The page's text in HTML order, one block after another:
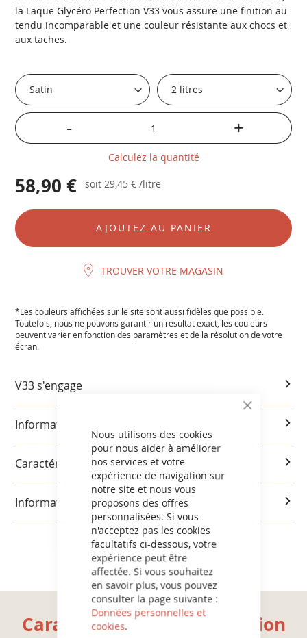
CLOSE
COOKIE
Nous utilisons des cookies
pour nous aider à améliorer
nos services et votre
expérience de navigation sur
notre site et nous vous
proposons des offres
personnalisées. Si vous
n'acceptez pas les cookies
facultatifs ci-dessous, votre
expérience peut être
affectée. Si vous souhaitez
en savoir plus, vous pouvez
consulter la page suivante :
Données personnelles et
cookies.
la Laque Glycéro Perfection V33 vous assure une finition au
tendu incomparable et une couleur résistante aux chocs et
aux taches.
- +
Calculez la quantité
58,90 € soit 29,45 € /litre
AJOUTEZ AU PANIER
TROUVER VOTRE MAGASIN
*Les couleurs affichées sur le site sont aussi fidèles que possible.
Toutefois, nous ne pouvons garantir un résultat exact, les couleurs
peuvent varier en fonction des paramètres et de la résolution de votre
écran.
V33 s'engage
Informations produits
Caractéristiques et utilisation
Informations réglementaires
Caractéristiques et utilisation